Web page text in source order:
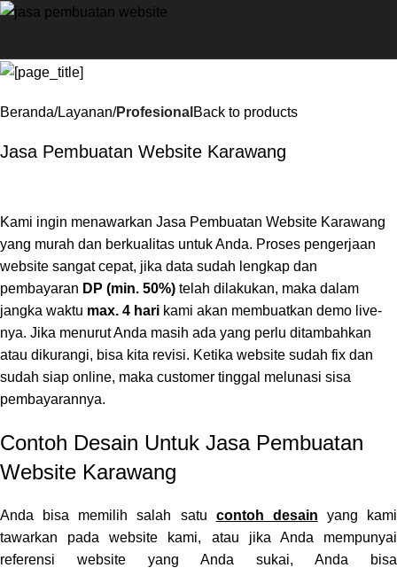
Beranda Layanan Profesional Back to products
Jasa Pembuatan Website Karawang
Kami ingin menawarkan Jasa Pembuatan Website Karawang
yang murah dan berkualitas untuk Anda. Proses pengerjaan
website sangat cepat, jika data sudah lengkap dan
pembayaran DP (min. 50%) telah dilakukan, maka dalam
jangka waktu max. 4 hari kami akan membuatkan demo live-
nya. Jika menurut Anda masih ada yang perlu ditambahkan
atau dikurangi, bisa kita revisi. Ketika website sudah fix dan
sudah siap online, maka customer tinggal melunasi sisa
pembayarannya.
Contoh Desain Untuk Jasa Pembuatan
Website Karawang
Anda bisa memilih salah satu contoh desain yang kami
tawarkan pada website kami, atau jika Anda mempunyai
referensi website yang Anda sukai, Anda bisa